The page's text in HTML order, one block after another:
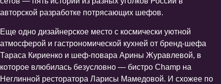
авторской разработке потрясающих шефов.
Еще одно дизайнерское место с космически уютной
атмосферой и гастрономической кухней от бренд-шефа
Тараса Кириенко и шеф-повара Арины Журавлевой, в
которое влюбилась безусловно — бистро Champ на
Неглинной ресторатора Ларисы Мамедовой. И схожее по